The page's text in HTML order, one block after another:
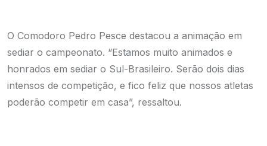
O Comodoro Pedro Pesce destacou a animação em
sediar o campeonato. “Estamos muito animados e
honrados em sediar o Sul-Brasileiro. Serão dois dias
intensos de competição, e fico feliz que nossos atletas
poderão competir em casa”, ressaltou.